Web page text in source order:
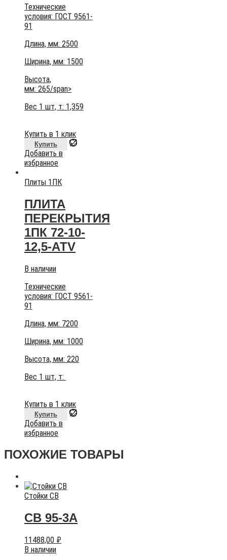
Технические
условия: ГОСТ 9561-
91
Длина, мм: 2500
Ширина, мм: 1500
Высота,
мм: 265/span>
Вес 1 шт, т: 1,359
Купить в 1 клик
Купить
Добавить в
избранное
Плиты 1ПК
ПЛИТА
ПЕРЕКРЫТИЯ
1ПК 72-10-
12,5-АТV
В наличии
Технические
условия: ГОСТ 9561-
91
Длина, мм: 7200
Ширина, мм: 1000
Высота, мм: 220
Вес 1 шт, т:
Купить в 1 клик
Купить
Добавить в
избранное
ПОХОЖИЕ ТОВАРЫ
Стойки СВ
СВ 95-3А
11488,00 ₽
В наличии